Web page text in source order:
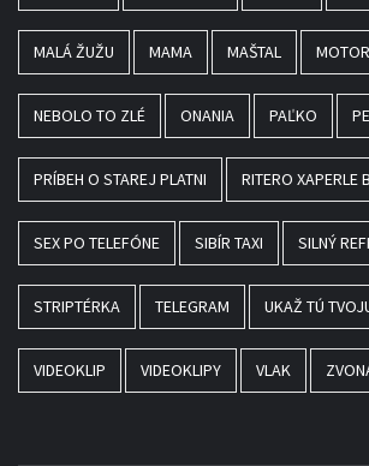
MALÁ ŽUŽU MAMA MAŠTAL
NEBOLO TO ZLÉ ONANIA PAĽKO
PRÍBEH O STAREJ PLATNI RITERO XAPERLE
SEX PO TELEFÓNE SIBÍR TAXI SILNÝ
STRIPTÉRKA TELEGRAM UKAŽ TÚ
VIDEOKLIP VIDEOKLIPY VLAK